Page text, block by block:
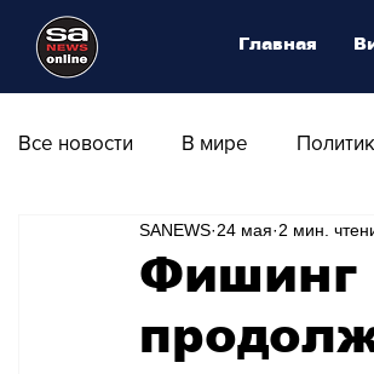
Все новости В мире
Общество Армия
Транспорт Культура
Фишинг
SANEWS 24 мая 2 мин.
Главная